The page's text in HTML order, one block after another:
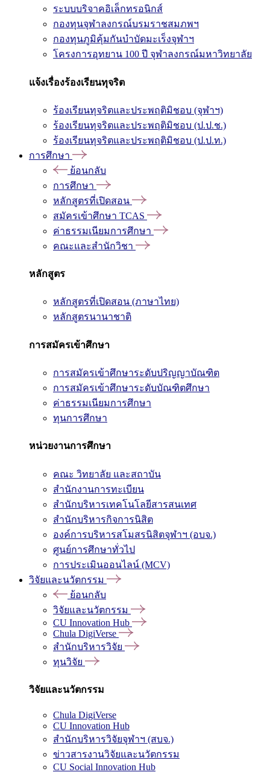
ระบบบริจาคอิเล็กทรอนิกส์
กองทุนจุฬาลงกรณ์บรมราชสมภพฯ
กองทุนภูมิคุ้มกันบำบัดมะเร็งจุฬาฯ
โครงการอุทยาน 100 ปี จุฬาลงกรณ์มหาวิทยาลัย
แจ้งเรื่องร้องเรียนทุจริต
ร้องเรียนทุจริตและประพฤติมิชอบ (จุฬาฯ)
ร้องเรียนทุจริตและประพฤติมิชอบ (ป.ป.ช.)
ร้องเรียนทุจริตและประพฤติมิชอบ (ป.ป.ท.)
การศึกษา
ย้อนกลับ
การศึกษา
หลักสูตรที่เปิดสอน
สมัครเข้าศึกษา TCAS
ค่าธรรมเนียมการศึกษา
คณะและสำนักวิชา
หลักสูตร
หลักสูตรที่เปิดสอน (ภาษาไทย)
หลักสูตรนานาชาติ
การสมัครเข้าศึกษา
การสมัครเข้าศึกษาระดับปริญญาบัณฑิต
การสมัครเข้าศึกษาระดับบัณฑิตศึกษา
ค่าธรรมเนียมการศึกษา
ทุนการศึกษา
หน่วยงานการศึกษา
คณะ วิทยาลัย และสถาบัน
สำนักงานการทะเบียน
สำนักบริหารเทคโนโลยีสารสนเทศ
สำนักบริหารกิจการนิสิต
องค์การบริหารสโมสรนิสิตจุฬาฯ (อบจ.)
ศูนย์การศึกษาทั่วไป
การประเมินออนไลน์ (MCV)
วิจัยและนวัตกรรม
ย้อนกลับ
วิจัยและนวัตกรรม
CU Innovation Hub
Chula DigiVerse
สำนักบริหารวิจัย
ทุนวิจัย
วิจัยและนวัตกรรม
Chula DigiVerse
CU Innovation Hub
สำนักบริหารวิจัยจุฬาฯ (สบจ.)
ข่าวสารงานวิจัยและนวัตกรรม
CU Social Innovation Hub